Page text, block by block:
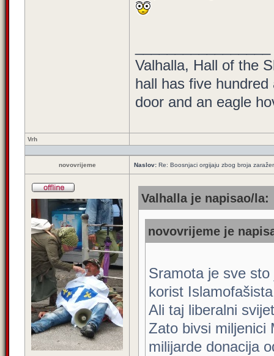
Valhalla, Hall of the
hall has five
door and an eagle
Vrh
novovrijeme Naslov: Re: Boosnjaci orgijaju zbog broja
Valhalla je napisao/la:
novovrijeme je
Sramota je sve
korist
Ali taj liberalni
Zato bivsi miljenici
milijarde donacija